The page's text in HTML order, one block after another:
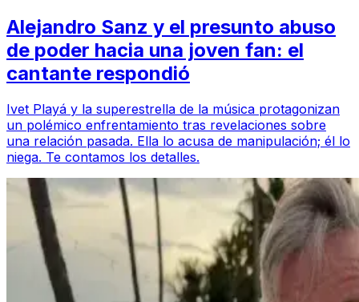
Alejandro Sanz y el presunto abuso
de poder hacia una joven fan: el
cantante respondió
Ivet Playá y la superestrella de la música protagonizan
un polémico enfrentamiento tras revelaciones sobre
una relación pasada. Ella lo acusa de manipulación; él lo
niega. Te contamos los detalles.